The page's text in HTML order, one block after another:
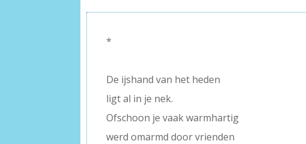
*
De ijshand van het heden
ligt al in je nek.
Ofschoon je vaak warmhartig
werd omarmd door vrienden